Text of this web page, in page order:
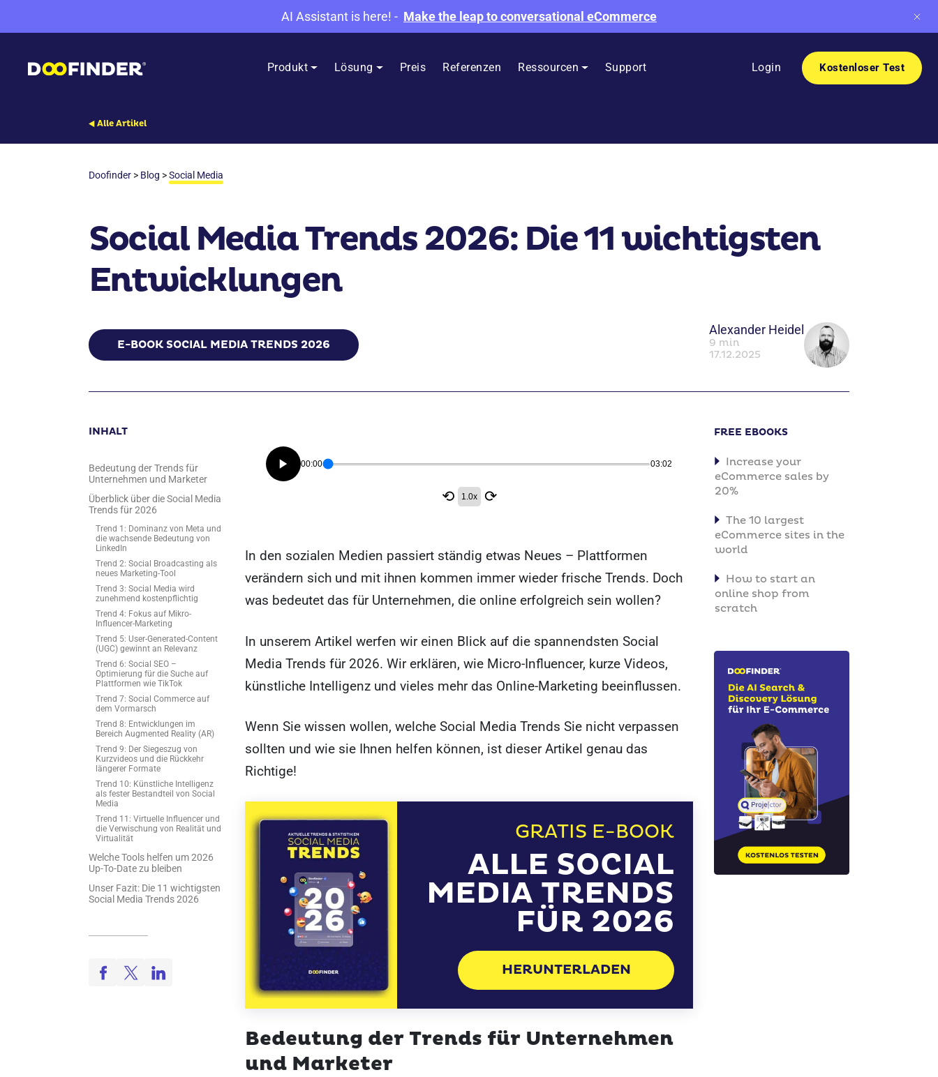
AI Assistant is here! - Make the leap to conversational eCommerce
Produkt Lösung Preis Referenzen Ressourcen Support Login Kostenloser Test
Alle Artikel
Doofinder > Blog >Social Media
Social Media Trends 2026: Die 11 wichtigsten
Entwicklungen
E-BOOK SOCIAL MEDIA TRENDS 2026
Alexander Heidel
9 min
17.12.2025
INHALT
Bedeutung der Trends für
Unternehmen und Marketer
Überblick über die Social Media
Trends für 2026
Trend 1: Dominanz von Meta und
die wachsende Bedeutung von
LinkedIn
Trend 2: Social Broadcasting als
neues Marketing-Tool
Trend 3: Social Media wird
zunehmend kostenpflichtig
Trend 4: Fokus auf Mikro-
Influencer-Marketing
Trend 5: User-Generated-Content
(UGC) gewinnt an Relevanz
Trend 6: Social SEO –
Optimierung für die Suche auf
Plattformen wie TikTok
Trend 7: Social Commerce auf
dem Vormarsch
Trend 8: Entwicklungen im
Bereich Augmented Reality (AR)
Trend 9: Der Siegeszug von
Kurzvideos und die Rückkehr
längerer Formate
Trend 10: Künstliche Intelligenz
als fester Bestandteil von Social
Media
Trend 11: Virtuelle Influencer und
die Verwischung von Realität und
Virtualität
Welche Tools helfen um 2026
Up-To-Date zu bleiben
Unser Fazit: Die 11 wichtigsten
Social Media Trends 2026
00:00 03:02
⟲ 1.0x ⟳
In den sozialen Medien passiert ständig etwas Neues – Plattformen
verändern sich und mit ihnen kommen immer wieder frische Trends. Doch
was bedeutet das für Unternehmen, die online erfolgreich sein wollen?
In unserem Artikel werfen wir einen Blick auf die spannendsten Social
Media Trends für 2026. Wir erklären, wie Micro-Influencer, kurze Videos,
künstliche Intelligenz und vieles mehr das Online-Marketing beeinflussen.
Wenn Sie wissen wollen, welche Social Media Trends Sie nicht verpassen
sollten und wie sie Ihnen helfen können, ist dieser Artikel genau das
Richtige!
GRATIS E-BOOK
ALLE SOCIAL
MEDIA TRENDS
FÜR 2026
HERUNTERLADEN
Bedeutung der Trends für Unternehmen
und Marketer
FREE EBOOKS
Increase your
eCommerce sales by
20%
The 10 largest
eCommerce sites in the
world
How to start an
online shop from
scratch